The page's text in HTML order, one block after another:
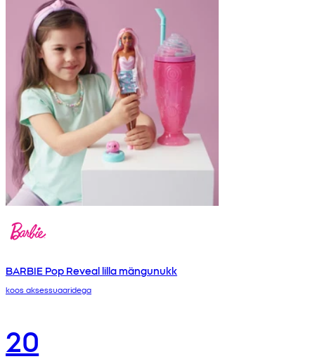
BARBIE Pop Reveal lilla mängunukk
koos aksessuaaridega
20